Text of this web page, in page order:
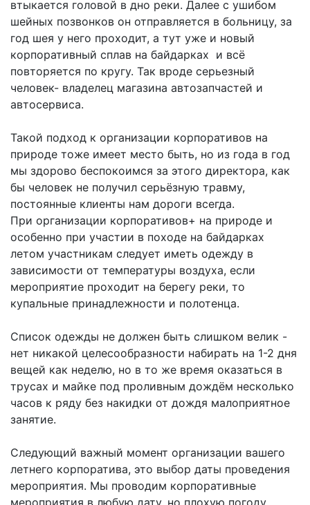
втыкается головой в дно реки. Далее с ушибом
шейных позвонков он отправляется в больницу, за
год шея у него проходит, а тут уже и новый
корпоративный сплав на байдарках и всё
повторяется по кругу. Так вроде серьезный
человек- владелец магазина автозапчастей и
автосервиса.
Такой подход к организации корпоративов на
природе тоже имеет место быть, но из года в год
мы здорово беспокоимся за этого директора, как
бы человек не получил серьёзную травму,
постоянные клиенты нам дороги всегда.
При организации корпоративов+ на природе и
особенно при участии в походе на байдарках
летом участникам следует иметь одежду в
зависимости от температуры воздуха, если
мероприятие проходит на берегу реки, то
купальные принадлежности и полотенца.
Список одежды не должен быть слишком велик -
нет никакой целесообразности набирать на 1-2 дня
вещей как неделю, но в то же время оказаться в
трусах и майке под проливным дождём несколько
часов к ряду без накидки от дождя малоприятное
занятие.
Следующий важный момент организации вашего
летнего корпоратива, это выбор даты проведения
мероприятия. Мы проводим корпоративные
мероприятия в любую дату, но плохую погоду